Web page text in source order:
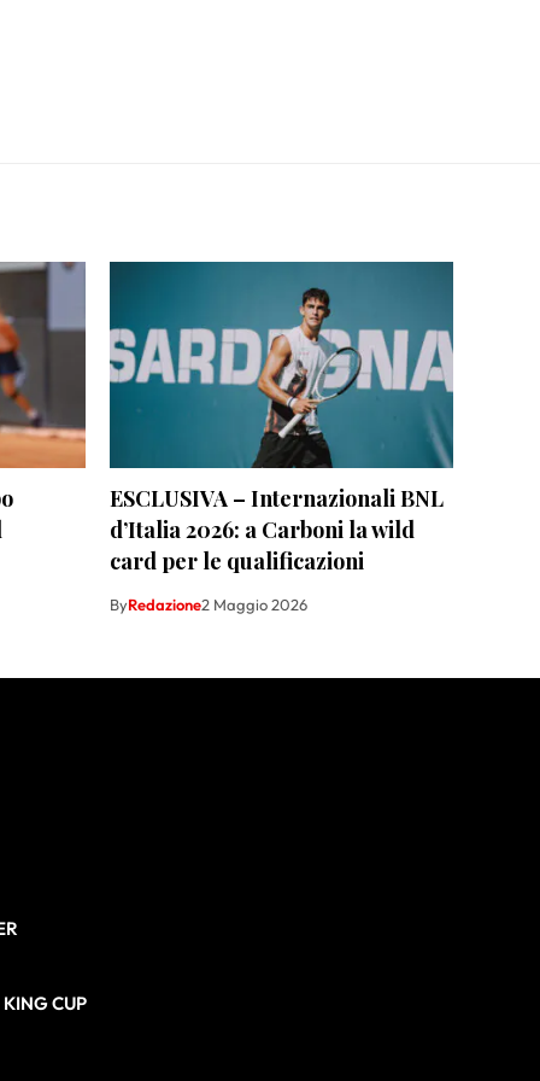
ESCLUSIVA – Internazionali BNL
d’Italia 2026: a Carboni la wild
card per le qualificazioni
ByRedazione2 Maggio 2026
CUP